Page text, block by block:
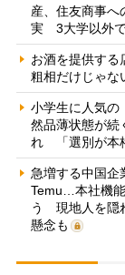
産、住友商事へ
実 3大学以外
お酒を提供す
粗相だけじゃな
小学生に人気
然品薄状態が続
れ 「選別が本
急増する中国企
Temu…本社機
う 現地人を隠
懸念も